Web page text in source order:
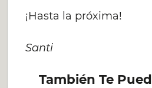
¡Hasta la próxima!
Santi
También Te